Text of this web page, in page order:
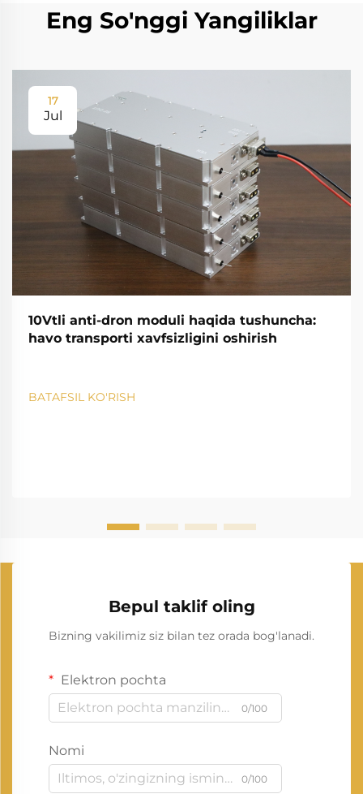
Eng So'nggi Yangiliklar
17
Jul
10Vtli anti-dron moduli haqida tushuncha:
havo transporti xavfsizligini oshirish
BATAFSIL KO'RISH
Bepul taklif oling
Bizning vakilimiz siz bilan tez orada bog'lanadi.
Elektron pochta
0/100
Nomi
0/100